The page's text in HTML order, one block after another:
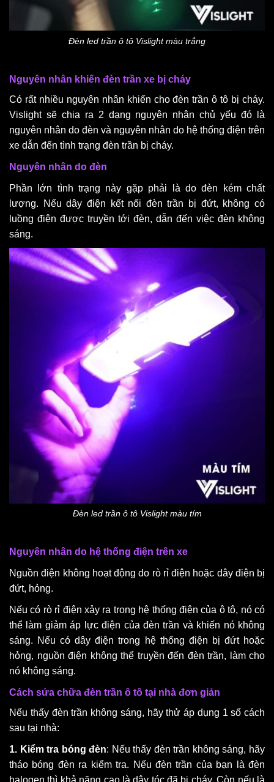
Đèn led trần ô tô Vislight màu trắng
Nguyên nhân khiến đèn trần xe bị cháy
Có rất nhiều nguyên nhân khiến cho đèn trần ô tô bị cháy.
Vislight sẽ chia ra 2 dạng nguyên nhân chủ yếu đó là
nguyên nhân do đèn và nguyên nhân do hệ thống điện trên
xe dẫn đến tình trạng đèn trần bị cháy.
Nguyên nhân do đèn
Phần lớn tình trạng này gặp phải là do đèn kém chất
lượng. Nếu dây điện kết nối đèn trần bị đứt, không có
luồng điện được truyền tới đèn, dẫn đến việc đèn không
sáng.
Đèn led trần ô tô Vislight màu tím
Nguyên nhân do hệ thống điện trên xe
Nguồn điện không hoạt động do rò rỉ điện hoặc dây điện bị
đứt, hỏng.
Nếu có rò rỉ điện xảy ra trong hệ thống điện của ô tô, nó có
thể làm giảm áp lực điện của đèn trần và khiến nó không
sáng. Nếu có dây điện trong hệ thống điện bị đứt hoặc
hỏng, nguồn điện không thể truyền đến đèn trần, làm cho
nó không sáng.
Cách sửa chữa đèn trần ô tô tại nhà đơn giản
Nếu thấy đèn trần không sáng, hãy thử áp dụng 1 số cách
sau tại nhà:
1. Kiểm tra bóng đèn: Nếu thấy đèn trần không sáng, hãy
tháo bóng đèn ra kiểm tra. Nếu đèn trần của bạn là đèn